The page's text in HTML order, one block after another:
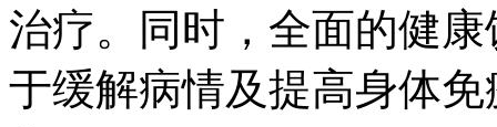
治疗。同时，全面的健
于缓解病情及提高身体